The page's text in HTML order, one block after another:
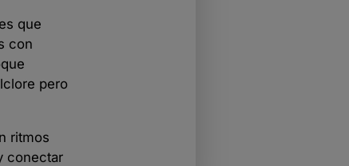
que
con
pero
ritmos
conectar